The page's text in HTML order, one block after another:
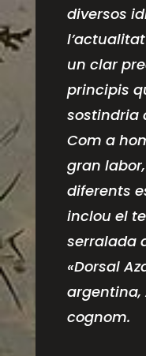
diversos
un clar
principis
sostindria
Com a
gran
diferents
inclou el
serralada
«Dorsal
argentina,
cognom.